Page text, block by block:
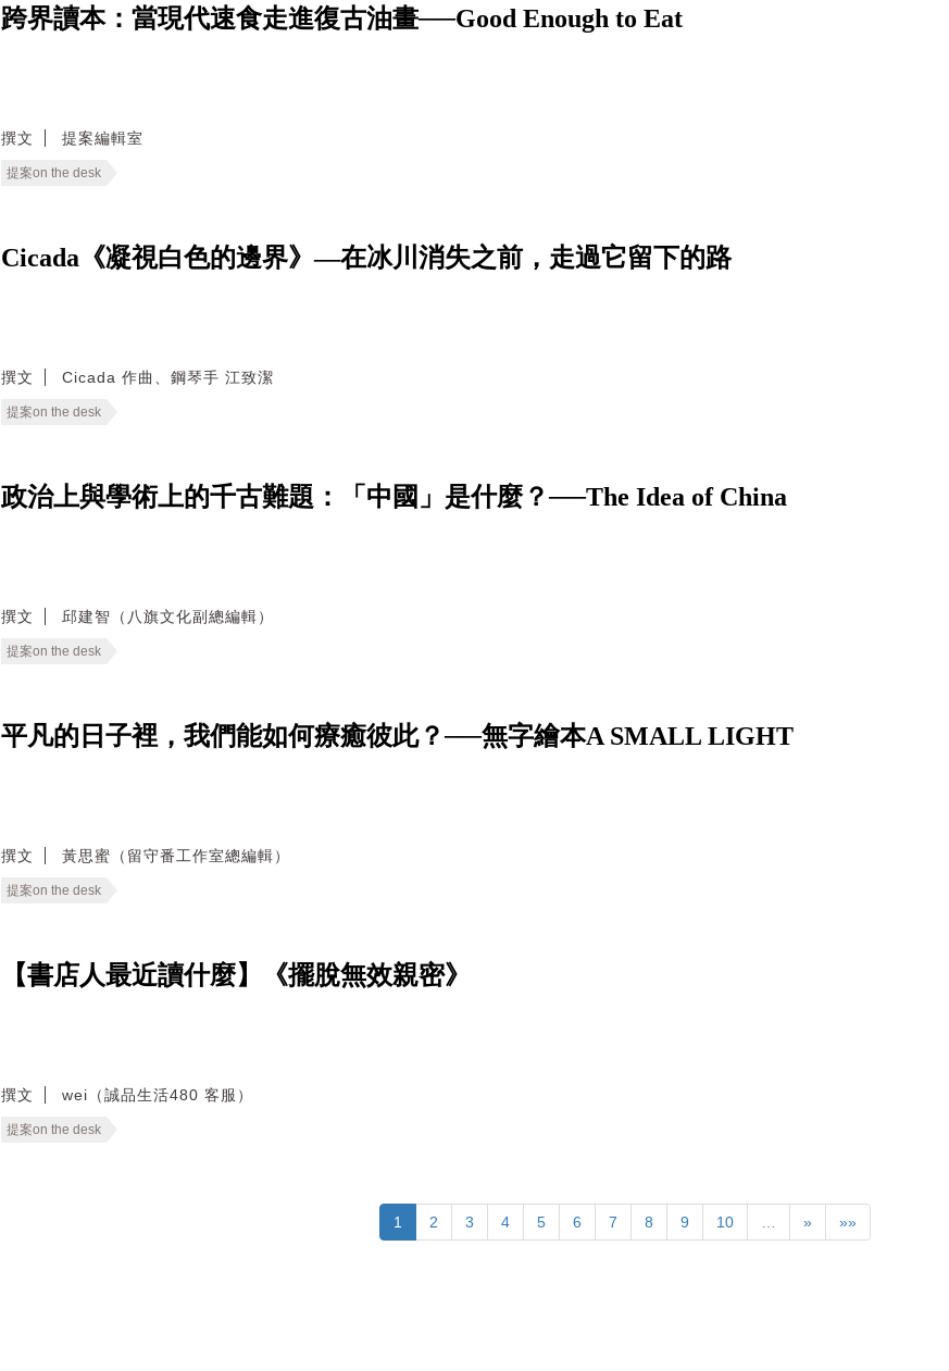
跨界讀本：當現代速食走進復古油畫──Good Enough to Eat
撰文 提案編輯室
提案on the desk
Cicada《凝視白色的邊界》—在冰川消失之前，走過它留下的路
撰文 Cicada 作曲、鋼琴手 江致潔
提案on the desk
政治上與學術上的千古難題：「中國」是什麼？──The Idea of China
撰文 邱建智（八旗文化副總編輯）
提案on the desk
平凡的日子裡，我們能如何療癒彼此？──無字繪本A SMALL LIGHT
撰文 黃思蜜（留守番工作室總編輯）
提案on the desk
【書店人最近讀什麼】《擺脫無效親密》
撰文 wei（誠品生活480 客服）
提案on the desk
1 2 3 4 5 6 7 8 9 10 … » »»